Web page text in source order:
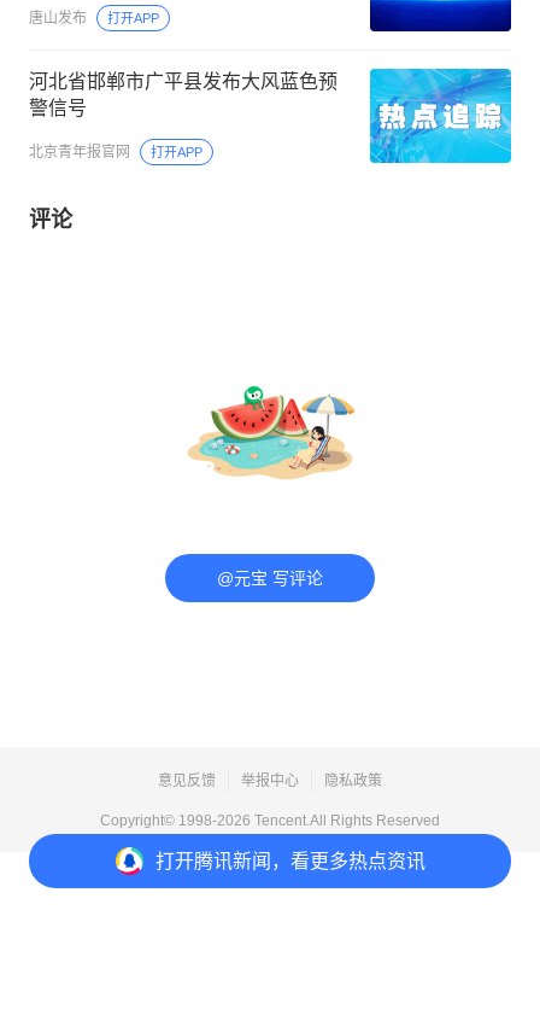
打开腾讯新闻，看更多热点资讯
唐山发布 打开APP
河北省邯郸市广平县发布大风蓝色预
警信号
北京青年报官网 打开APP
评论
@元宝 写评论
意见反馈 举报中心 隐私政策
Copyright© 1998-2026 Tencent.All Rights Reserved